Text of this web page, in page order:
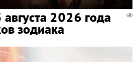
августа 2026 года
зодиака